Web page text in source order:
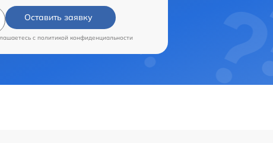
Оставить заявку
c политикой конфиденциальности